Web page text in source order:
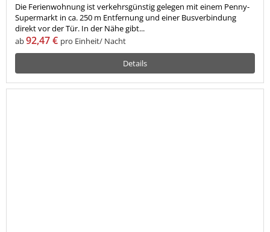
Die Ferienwohnung ist verkehrsgünstig gelegen mit einem Penny-
Supermarkt in ca. 250 m Entfernung und einer Busverbindung
direkt vor der Tür. In der Nähe gibt...
ab92,47 € pro Einheit/ Nacht
Details